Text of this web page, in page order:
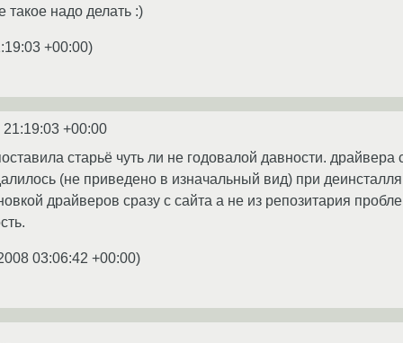
такое надо делать :)
+00:00)
+00:00
старьё чуть ли не годовалой давности. драйвера
(не приведено в изначальный вид) при
драйверов сразу с сайта а не из репозитария
03:06:42 +00:00)